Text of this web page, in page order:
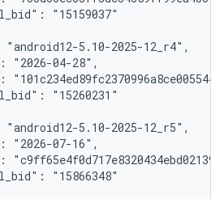
"15159037"
5.10-2025-12_r4",
"2026-04-28",
"15260231"
5.10-2025-12_r5",
"2026-07-16",
"15866348"